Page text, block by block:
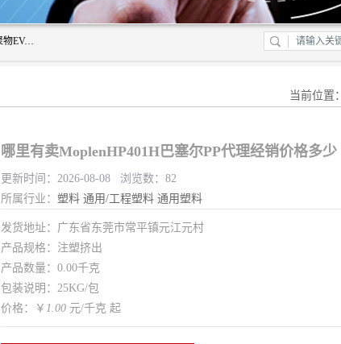
东莞市恒屹国际贸易有限公司（简称：恒屹国际）是一家石化原料综合营销服务商，主营产品乙烯-醋酸乙烯共聚物EVA、聚酰胺PA（尼龙）、醚酯型热塑弹性体TPEE等，公司秉承以市场为导向的战略思想，致力于大宗石化原料在中国市场的营销服务业务，为客户提供一站式的全面服务。
当前位置：
哪里有卖MoplenHP401H巴塞尔PP代理经销价格多少
更新时间：2026-08-08 浏览数：82
所属行业： 塑料 通用/工程塑料 通用塑料
发货地址：广东省东莞市常平镇元江元村
产品规格：注塑挤出
产品数量：0.00千克
包装说明：25KG/包
价格：￥ 1.00 元/千克 起